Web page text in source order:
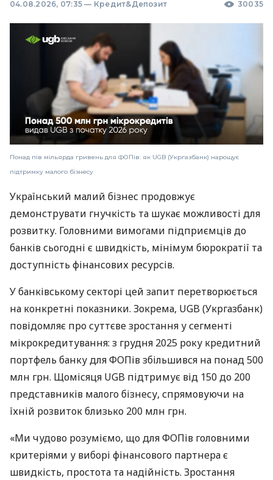
04.08.2026, 07:35 — Кредит&Депозит 30035
Понад пів мільярда гривень для ФОПів: як UGB (Укргазбанк) нарощує
підтримку малого бізнесу
Український малий бізнес продовжує
демонструвати гнучкість та шукає можливості для
розвитку. Головними вимогами підприємців до
банків сьогодні є швидкість, мінімум бюрократії та
доступність фінансових ресурсів.
У банківському секторі цей запит перетворюється
на конкретні показники. Зокрема, UGB (Укргазбанк)
повідомляє про суттєве зростання у сегменті
мікрокредитування: з грудня 2025 року кредитний
портфель банку для ФОПів збільшився на понад 500
млн грн. Щомісяця UGB підтримує від 150 до 200
представників малого бізнесу, спрямовуючи на
їхній розвиток близько 200 млн грн.
«Ми чудово розуміємо, що для ФОПів головними
критеріями у виборі фінансового партнера є
швидкість, простота та надійність. Зростання